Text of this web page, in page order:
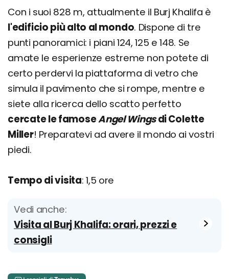
Con i suoi 828 m, attualmente il Burj Khalifa è
l'edificio più alto al mondo. Dispone di tre
punti panoramici: i piani 124, 125 e 148. Se
amate le esperienze estreme non potete di
certo perdervi la piattaforma di vetro che
simula il pavimento che si rompe, mentre e
siete alla ricerca dello scatto perfetto
cercate le famoseAngel Wingsdi Colette
Miller! Preparatevi ad avere il mondo ai vostri
piedi.
Tempo di visita: 1,5 ore
Vedi anche:
Visita al Burj Khalifa: orari, prezzi e
consigli